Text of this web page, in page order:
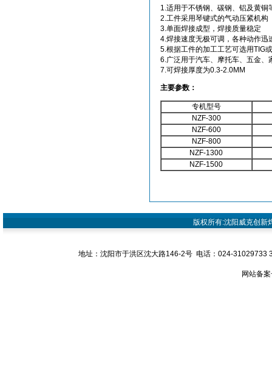
1.适用于不锈钢、碳钢、铝及黄
2.工件采用琴键式的气动压紧机构
3.单面焊接成型，焊接质量稳定
4.焊接速度无极可调，各种动作
5.根据工件的加工工艺可选用TIG
6.广泛用于汽车、摩托车、五金
7.可焊接厚度为0.3-2.0MM
主要参数：
专机型号
NZF-300
NZF-600
NZF-800
NZF-1300
NZF-1500
版权所有:沈阳威克创
地址：沈阳市于洪区沈大路146-2号 电话：024-
网站备